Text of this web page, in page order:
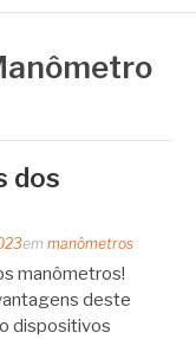
dos
em manômetros
manômetros!
deste
dispositivos